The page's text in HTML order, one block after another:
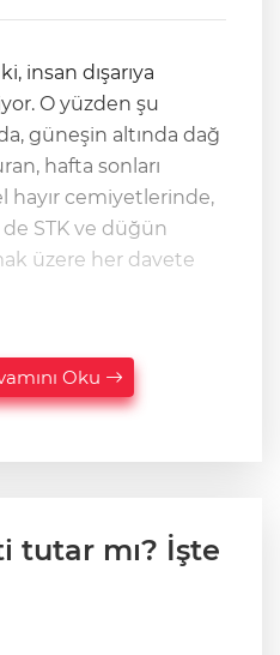
insan dışarıya
şu
güneşin altında dağ
hafta sonları
hayır cemiyetlerinde,
STK ve düğün
üzere her davete
Oku
tutar mı? İşte